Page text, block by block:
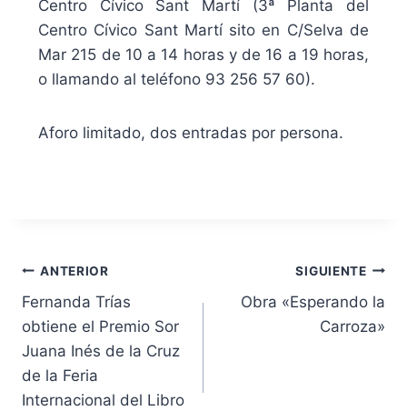
Centro Cívico Sant Martí (3ª Planta del
Centro Cívico Sant Martí sito en C/Selva de
Mar 215 de 10 a 14 horas y de 16 a 19 horas,
o llamando al teléfono 93 256 57 60).
Aforo limitado, dos entradas por persona.
ANTERIOR
Fernanda Trías
obtiene el Premio Sor
Juana Inés de la Cruz
de la Feria
Internacional del Libro
SIGUIENTE
Obra «Esperando la
Carroza»